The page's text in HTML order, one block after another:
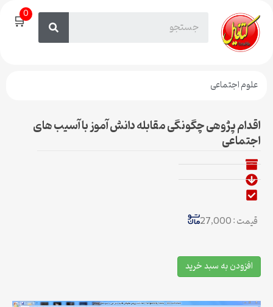
🛒0
علوم اجتماعی
اقدام پژوهی چگونگی مقابله دانش آموز با آسیب های
اجتماعی
قیمت : 27,000
افزودن به سبد خرید